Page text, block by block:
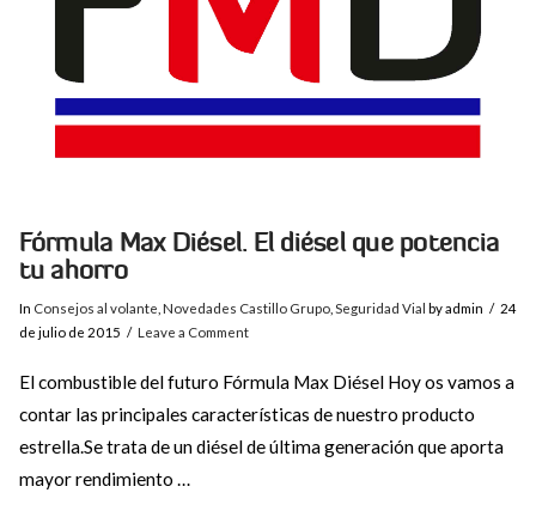
Fórmula Max Diésel. El diésel que potencia
tu ahorro
In Consejos al volante Novedades Castillo Grupo, Seguridad Vial by admin
24
de julio de 2015
Leave a Comment
El combustible del futuro Fórmula Max Diésel Hoy os vamos a
contar las principales características de nuestro producto
estrella.Se trata de un diésel de última generación que aporta
mayor rendimiento …